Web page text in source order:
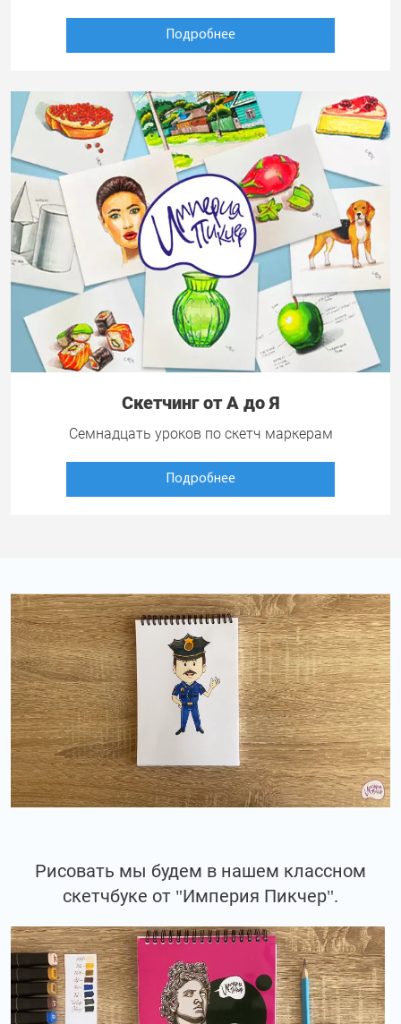
Подробнее
Скетчинг от А до Я
Семнадцать уроков по скетч маркерам
Подробнее
Рисовать мы будем в нашем классном
скетчбуке от "Империя Пикчер".